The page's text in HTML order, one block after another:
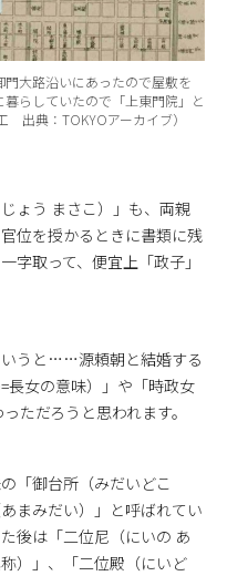
大路沿いにあったので屋敷を
暮らしていたので「上東門院」と
出典： TOKYOアーカイブ）
ょう まさこ）」も、両親
位を授かるときに書類に残
字取って、便宜上「政子」
いうと……源頼朝と結婚する
長女の意味）」や「時政女
ただろうと思われます。
「御台所（みだいどこ
まみだい）」と呼ばれてい
後は「二位尼（にいの あ
）」、「二位殿（にいど